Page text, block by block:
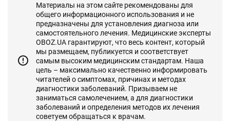
Материалы на этом сайте рекомендованы для
общего информационного использования и не
предназначены для установления диагноза или
самостоятельного лечения. Медицинские эксперты
OBOZ.UA гарантируют, что весь контент, который
мы размещаем, публикуется и соответствует
самым высоким медицинским стандартам. Наша
цель – максимально качественно информировать
читателей о симптомах, причинах и методах
диагностики заболеваний. Призываем не
заниматься самолечением, а для диагностики
заболеваний и определения методов их лечения
советуем обращаться к врачам.